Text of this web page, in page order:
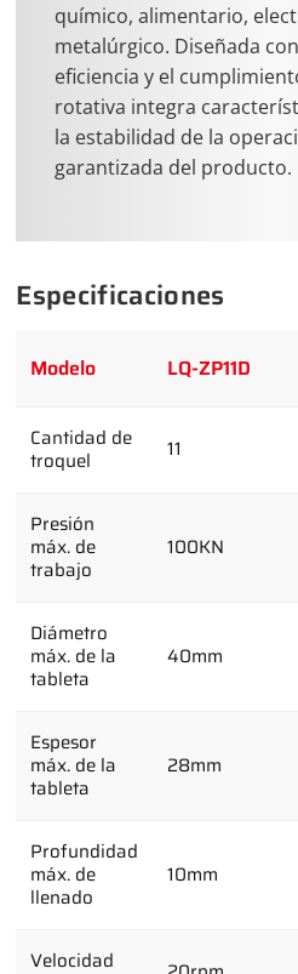
químico, alimentario,
metalúrgico. Diseñada
eficiencia y el
rotativa integra
la estabilidad de la
garantizada del producto.
Especificaciones
Modelo LQ-ZP11D
Cantidad de
troquel 11
Presión
máx. de
trabajo
100KN
Diámetro
máx. de la
tableta
40mm
Espesor
máx. de la
tableta
28mm
Profundidad
máx. de
llenado
10mm
Velocidad